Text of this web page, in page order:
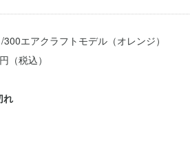
300エアクラフトモデル（オレンジ）
（税込）
れ